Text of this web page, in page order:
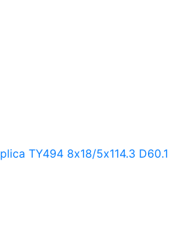
TY494 8х18/5х114.3 D60.1